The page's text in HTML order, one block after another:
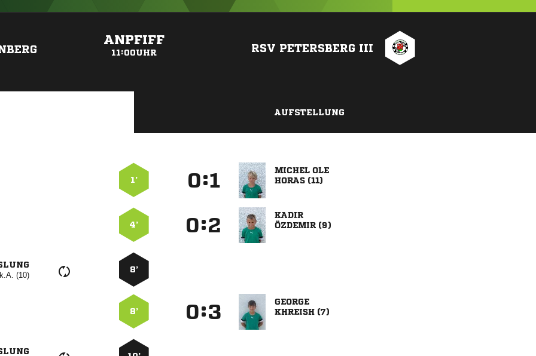
ANPFIFF
11:00UHR RSV PETERSBERG III
AUFSTELLUNG
1’ :
 
 
4’ :

 
k.A. (10)
8’
8’ :

 